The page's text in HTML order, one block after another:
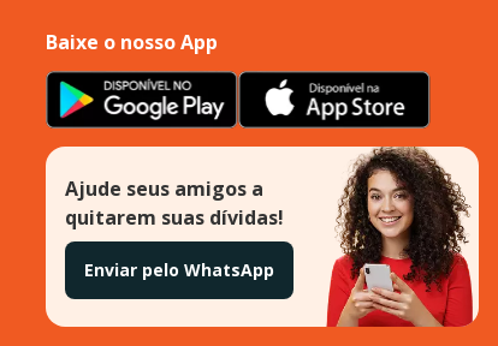
Baixe o nosso App
Ajude seus amigos a
quitarem suas dívidas!
Enviar pelo WhatsApp